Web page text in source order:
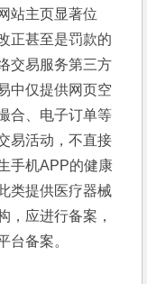
站主页显著位
正甚至是罚款的
交易服务第三方
中仅提供网页空
合、电子订单等
易活动，不直接
手机APP的健康
类提供医疗器械
，应进行备案，
台备案。